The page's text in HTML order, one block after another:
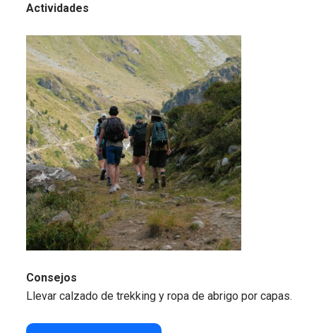
Actividades
Consejos
Llevar calzado de trekking y ropa de abrigo por capas.